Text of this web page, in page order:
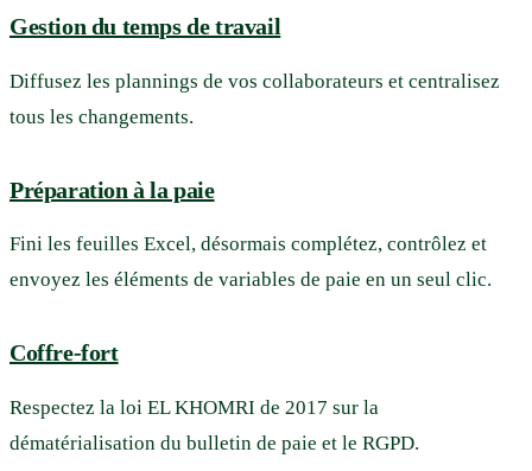
Gestion du temps de travail
Diffusez les plannings de vos collaborateurs et centralisez
tous les changements.
Préparation à la paie
Fini les feuilles Excel, désormais complétez, contrôlez et
envoyez les éléments de variables de paie en un seul clic.
Coffre-fort
Respectez la loi EL KHOMRI de 2017 sur la
dématérialisation du bulletin de paie et le RGPD.